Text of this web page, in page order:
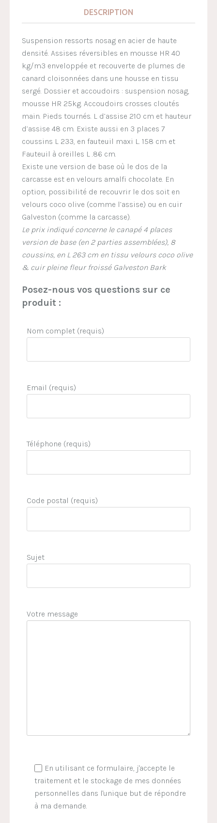
DESCRIPTION
Suspension ressorts nosag en acier de haute
densité. Assises réversibles en mousse HR 40
kg/m3 enveloppée et recouverte de plumes de
canard cloisonnées dans une housse en tissu
sergé. Dossier et accoudoirs : suspension nosag,
mousse HR 25kg. Accoudoirs crosses cloutés
main. Pieds tournés. L d’assise 210 cm et hauteur
d’assise 48 cm. Existe aussi en 3 places 7
coussins L 233, en fauteuil maxi L. 158 cm et
Fauteuil à oreilles L .86 cm.
Existe une version de base où le dos de la
carcasse est en velours amalfi chocolate. En
option, possibilité de recouvrir le dos soit en
velours coco olive (comme l’assise) ou en cuir
Galveston (comme la carcasse).
Le prix indiqué concerne le canapé 4 places
version de base (en 2 parties assemblées), 8
coussins, en L 263 cm en tissu velours coco olive
& cuir pleine fleur froissé Galveston Bark
Posez-nous vos questions sur ce
produit :
Nom complet (requis)
Email (requis)
Téléphone (requis)
Code postal (requis)
Sujet
Votre message
En utilisant ce formulaire, j'accepte le
traitement et le stockage de mes données
personnelles dans l'unique but de répondre
à ma demande.